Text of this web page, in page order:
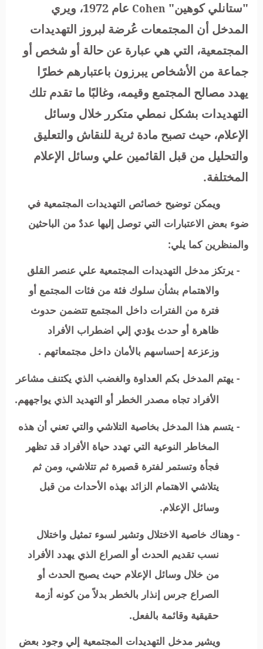
"ستانلي كوهين" Cohen
عام 1972، ويري
المدخل أن المجتمعات عُرضة لبروز التهديدات
المجتمعية، التي هي عبارة عن حالة أو شخص أو
جماعة من الأشخاص يبرزون باعتبارهم خطرًا
يهدد مصالح المجتمع وقيمه، وغالبًا ما تقدم تلك
التهديدات بشكل نمطي متكرر خلال وسائل
الإعلام، حيث تصبح مادة ثرية للنقاش والتعليق
والتحليل من قبل القائمين علي وسائل الإعلام
المختلفة.
ويمكن توضيح خصائص التهديدات المجتمعية في
ضوء بعض الاعتبارات التي توصل إليها عددٌ من الباحثين
والمنظرين كما يلي:
- يرتكز مدخل التهديدات المجتمعية علي عنصر القلق
والاهتمام بشأن سلوك فئة من فئات المجتمع أو
فترة من الفترات داخل المجتمع تتضمن حدوث
ظاهرة أو حدث يؤدي إلي اضطراب الأفراد
وزعزعة إحساسهم بالأمان داخل مجتمعاتهم .
- يهتم المدخل بكم العداوة والغضب الذي يكتنف مشاعر
الأفراد تجاه مصدر الخطر أو التهديد الذي يواجههم.
- يتسم هذا المدخل بخاصية التلاشي والتي تعني أن هذه
المخاطر النوعية التي تهدد حياة الأفراد قد تظهر
فجأة وتستمر لفترة قصيرة ثم تتلاشي، ومن ثم
يتلاشي الاهتمام الزائد بهذه الأحداث من قبل
وسائل الإعلام.
- وهناك خاصية الاختلال وتشير لسوء تمثيل واختلال
نسب تقديم الحدث أو الصراع الذي يهدد الأفراد
من خلال وسائل الإعلام حيث يصبح الحدث أو
الصراع جرس إنذار بالخطر بدلاً من كونه أزمة
حقيقية وقائمة بالفعل.
ويشير مدخل التهديدات المجتمعية إلي وجود بعض